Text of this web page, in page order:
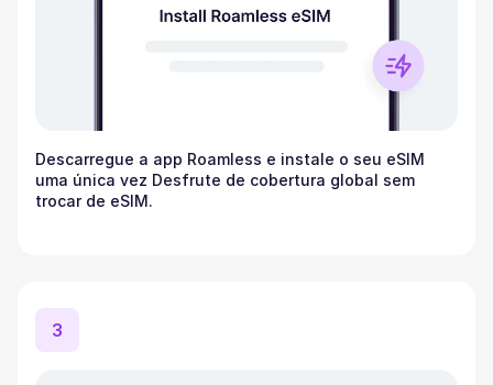
Descarregue a app Roamless e instale o seu eSIM
uma única vez Desfrute de cobertura global sem
trocar de eSIM.
3